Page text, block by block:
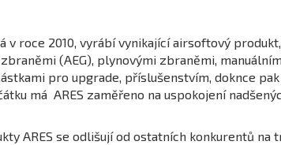
v roce 2010, vyrábí vynikající airsoftový
(AEG), plynovými zbraněmi,
pro upgrade, příslušenstvím, doknce
má ARES zaměřeno na uspokojení
ARES se odlišují od ostatních konkurentů na